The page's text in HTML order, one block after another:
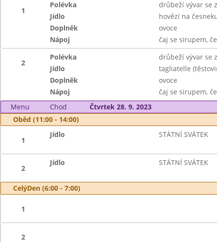
1
Polévka
drůbeží vývar se
Jídlo
hovězí na
Doplněk
ovoce
Nápoj
čaj se sirupem,
2
Polévka
drůbeží vývar se
Jídlo
tagliatelle
Doplněk
ovoce
Nápoj
čaj se sirupem,
Menu
Chod
Čtvrtek 28. 9. 2023
Oběd (11:00 - 14:00)
1
Jídlo STÁTNÍ SVÁTEK
2
Jídlo STÁTNÍ SVÁTEK
CelýDen (6:00 - 7:00)
1
2